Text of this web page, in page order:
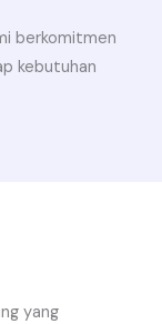
berkomitmen
kebutuhan
yang